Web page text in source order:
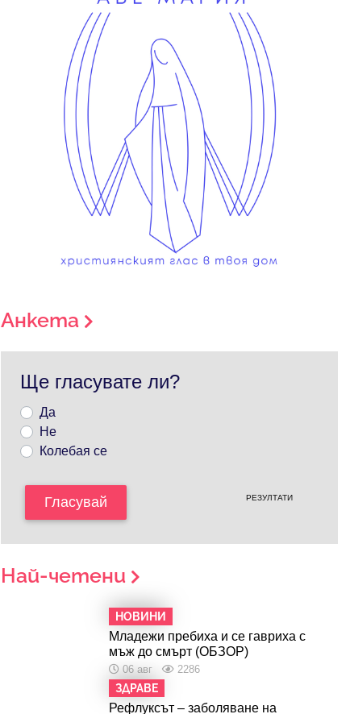
Анкета
Ще гласувате ли?
Да
Не
Колебая се
Гласувай РЕЗУЛТАТИ
Най-четени
НОВИНИ
Младежи пребиха и се гавриха с
мъж до смърт (ОБЗОР)
06 авг 2286
ЗДРАВЕ
Рефлуксът – заболяване на